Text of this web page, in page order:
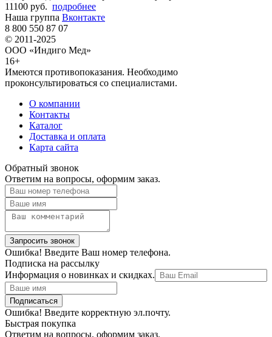
11100 руб. подробнее
Наша группа Вконтакте
8 800 550 87 07
© 2011-2025
ООО «Индиго Мед»
16+
Имеются противопоказания. Необходимо
проконсультироваться со специалистами.
О компании
Контакты
Каталог
Доставка и оплата
Карта сайта
Обратный звонок
Ответим на вопросы, оформим заказ.
Ошибка! Введите Ваш номер телефона.
Подписка на рассылку
Информация о новинках и скидках.
Ошибка! Введите корректную эл.почту.
Быстрая покупка
Ответим на вопросы, оформим заказ.